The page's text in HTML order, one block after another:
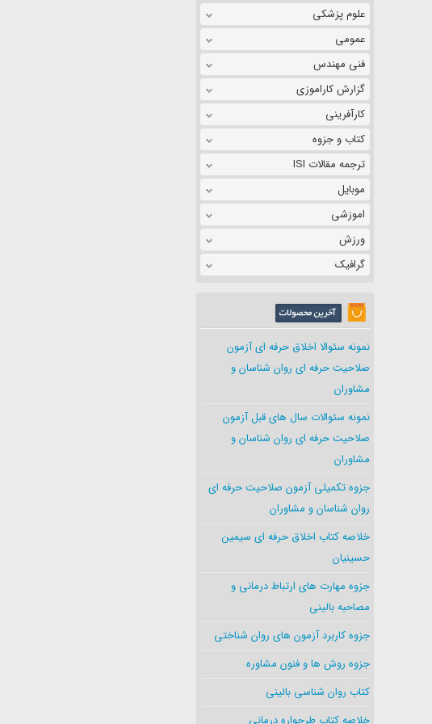
علوم پزشکی
عمومی
فنی مهندس
گزارش کاراموزی
کارآفرینی
کتاب و جزوه
ترجمه مقالات ISI
موبایل
اموزشی
ورزش
گرافیک
نمونه سئوالا اخلاق حرفه ای آزمون
صلاحیت حرفه ای روان شناسان و
مشاوران
نمونه سئوالات سال های قبل آزمون
صلاحیت حرفه ای روان شناسان و
مشاوران
جزوه تکمیلی آزمون صلاحیت حرفه ای
روان شناسان و مشاوران
خلاصه کتاب اخلاق حرفه ای سیمین
حسینیان
جزوه مهارت های ارتباط درمانی و
مصاحبه بالینی
جزوه کاربرد آزمون های روان شناختی
جزوه روش ها و فنون مشاوره
کتاب روان شناسی بالینی
خلاصه کتاب طرحواره درمانی